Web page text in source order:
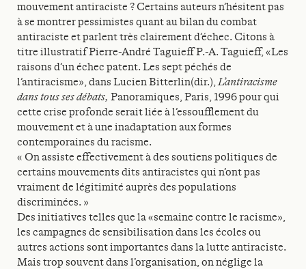
mouvement antiraciste ? Certains auteurs n’hésitent pas
à se montrer pessimistes quant au bilan du combat
antiraciste et parlent très clairement d’échec. Citons à
titre illustratif Pierre-André Taguieff P.-A. Taguieff, «Les
raisons d’un échec patent. Les sept péchés de
l’antiracisme», dans Lucien Bitterlin(dir.),L’antiracisme
dans tous ses débats, Panoramiques, Paris, 1996 pour qui
cette crise profonde serait liée à l’essoufflement du
mouvement et à une inadaptation aux formes
contemporaines du racisme.
« On assiste effectivement à des soutiens politiques de
certains mouvements dits antiracistes qui n’ont pas
vraiment de légitimité auprès des populations
discriminées. »
Des initiatives telles que la «semaine contre le racisme»,
les campagnes de sensibilisation dans les écoles ou
autres actions sont importantes dans la lutte antiraciste.
Mais trop souvent dans l’organisation, on néglige la